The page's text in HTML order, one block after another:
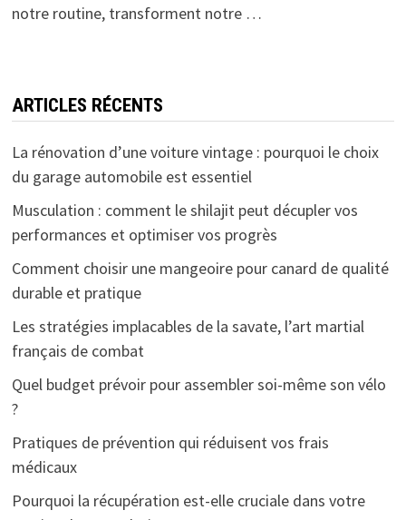
notre routine, transforment notre …
ARTICLES RÉCENTS
La rénovation d’une voiture vintage : pourquoi le choix
du garage automobile est essentiel
Musculation : comment le shilajit peut décupler vos
performances et optimiser vos progrès
Comment choisir une mangeoire pour canard de qualité
durable et pratique
Les stratégies implacables de la savate, l’art martial
français de combat
Quel budget prévoir pour assembler soi-même son vélo
?
Pratiques de prévention qui réduisent vos frais
médicaux
Pourquoi la récupération est-elle cruciale dans votre